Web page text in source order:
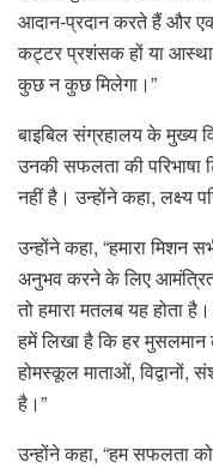
आदान-प्रदान करते हैं और
कट्टर प्रशंसक हों या
कुछ न कुछ मिलेगा।”
बाइबिल संग्रहालय के मुख्य
उनकी सफलता की परिभाषा
नहीं है। उन्होंने कहा, लक्ष्य
उन्होंने कहा, “हमारा मिशन
अनुभव करने के लिए
तो हमारा मतलब यह होता
हमें लिखा है कि हर मुसलमान
होमस्कूल माताओं, विद्वानों,
है।”
उन्होंने कहा, “हम सफलता